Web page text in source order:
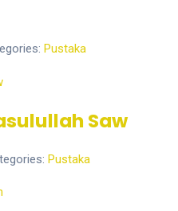
Pustaka
Saw
Pustaka